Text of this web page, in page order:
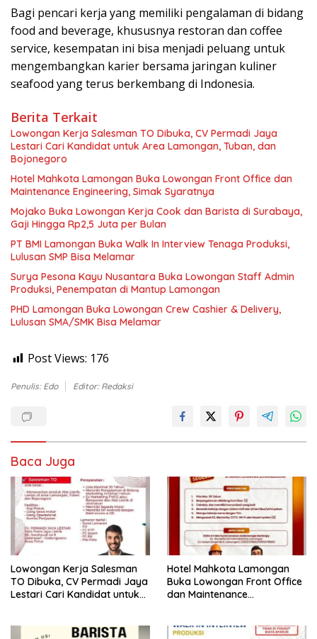
Bagi pencari kerja yang memiliki pengalaman di bidang
food and beverage, khususnya restoran dan coffee
service, kesempatan ini bisa menjadi peluang untuk
mengembangkan karier bersama jaringan kuliner
seafood yang terus berkembang di Indonesia.
Berita Terkait
Lowongan Kerja Salesman TO Dibuka, CV Permadi Jaya
Lestari Cari Kandidat untuk Area Lamongan, Tuban, dan
Bojonegoro
Hotel Mahkota Lamongan Buka Lowongan Front Office dan
Maintenance Engineering, Simak Syaratnya
Mojako Buka Lowongan Kerja Cook dan Barista di Surabaya,
Gaji Hingga Rp2,5 Juta per Bulan
PT BMI Lamongan Buka Walk In Interview Tenaga Produksi,
Lulusan SMP Bisa Melamar
Surya Pesona Kayu Nusantara Buka Lowongan Staff Admin
Produksi, Penempatan di Mantup Lamongan
PHD Lamongan Buka Lowongan Crew Cashier & Delivery,
Lulusan SMA/SMK Bisa Melamar
Post Views: 176
Penulis: Edo Editor: Redaksi
Baca Juga
Lowongan Kerja Salesman
TO Dibuka, CV Permadi Jaya
Lestari Cari Kandidat untuk
Hotel Mahkota Lamongan
Buka Lowongan Front Office
dan Maintenance